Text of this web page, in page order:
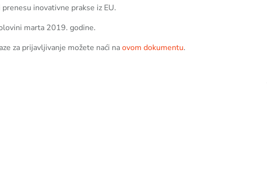
inovativne prakse iz EU.
marta 2019. godine.
za prijavljivanje možete naći naovom dokumentu.